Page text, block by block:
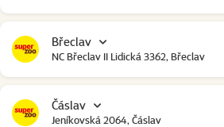
Břeclav
NC Břeclav II Lidická 3362, Břeclav
Čáslav
Jeníkovská 2064, Čáslav